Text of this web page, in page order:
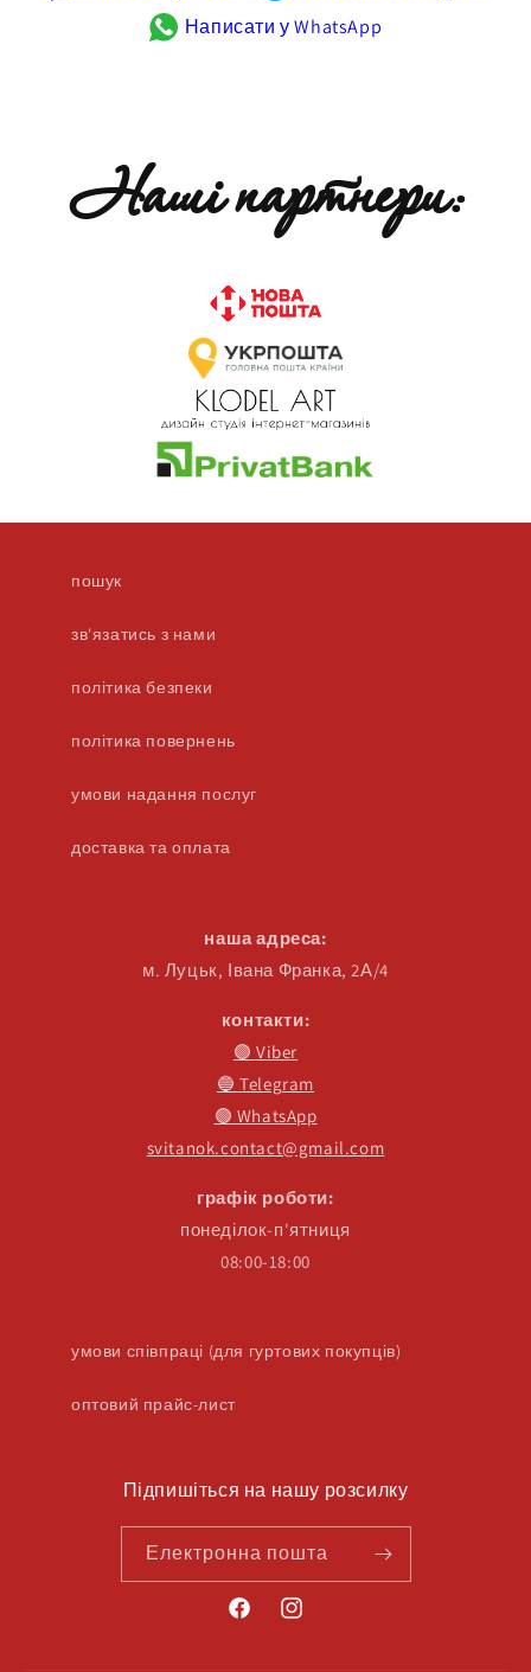
Написати у WhatsApp
Наші партнери:
пошук
зв'язатись з нами
політика безпеки
політика повернень
умови надання послуг
доставка та оплата
наша адреса:
м. Луцьк, Івана Франка, 2А/4
контакти:
🟣 Viber
🔵 Telegram
🟢 WhatsApp
svitanok.contact@gmail.com
графік роботи:
понеділок-п'ятниця
08:00-18:00
умови співпраці (для гуртових покупців)
оптовий прайс-лист
Підпишіться на нашу розсилку
Електронна пошта